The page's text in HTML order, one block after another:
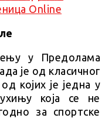
у Предолама
је од класичног
којих је једна у
која се не
за спортске